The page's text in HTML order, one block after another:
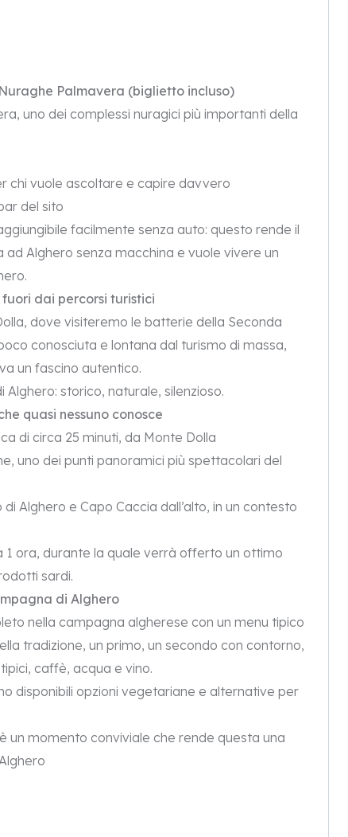
Palmavera (biglietto incluso)
, uno dei complessi nuragici più importanti della
chi vuole ascoltare e capire davvero
del sito
facilmente senza auto: questo rende il
Alghero senza macchina e vuole vivere un
dai percorsi turistici
, dove visiteremo le batterie della Seconda
conosciuta e lontana dal turismo di massa,
un fascino autentico.
storico, naturale, silenzioso.
quasi nessuno conosce
di circa 25 minuti, da Monte Dolla
, uno dei punti panoramici più spettacolari del
Alghero e Capo Caccia dall’alto, in un contesto
1 ora, durante la quale verrà offerto un ottimo
sardi.
di Alghero
nella campagna algherese con un menu tipico
tradizione, un primo, un secondo con contorno,
caffè, acqua e vino.
disponibili opzioni vegetariane e alternative per
un momento conviviale che rende questa una